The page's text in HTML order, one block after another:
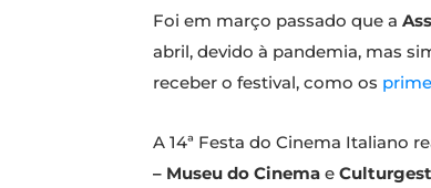
Foi em março passado que a
abril, devido à pandemia, mas
receber o festival, como os
A 14ª Festa do Cinema Italiano
– Museu do Cinema e Culturgest